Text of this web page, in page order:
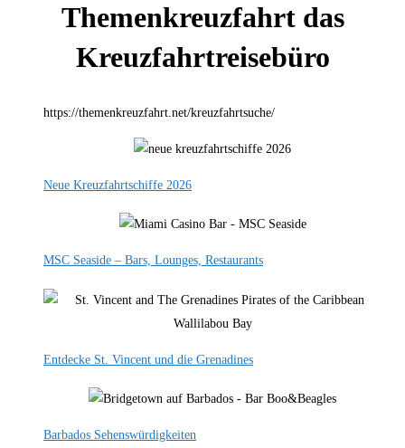
Themenkreuzfahrt das
Kreuzfahrtreisebüro
https://themenkreuzfahrt.net/kreuzfahrtsuche/
Neue Kreuzfahrtschiffe 2026
MSC Seaside – Bars, Lounges, Restaurants
Entdecke St. Vincent und die Grenadines
Barbados Sehenswürdigkeiten